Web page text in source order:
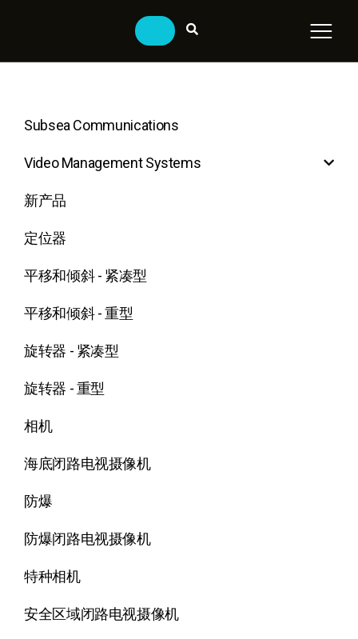
Subsea Communications
Video Management Systems
新产品
定位器
平移和倾斜 - 紧凑型
平移和倾斜 - 重型
旋转器 - 紧凑型
旋转器 - 重型
相机
海底闭路电视摄像机
防爆
防爆闭路电视摄像机
特种相机
安全区域闭路电视摄像机